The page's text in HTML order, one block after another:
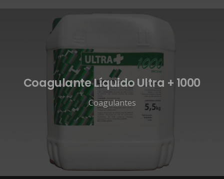
Coagulante Líquido Ultra + 1000
Coagulantes